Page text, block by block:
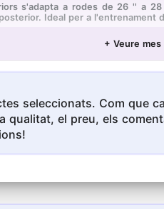
s'adapta a rodes de 26 '' a
Ideal per a l'entrenament
en gruix. Pot girar la tapa i
+ Veure
seleccionats. Com que
qualitat, el preu, els